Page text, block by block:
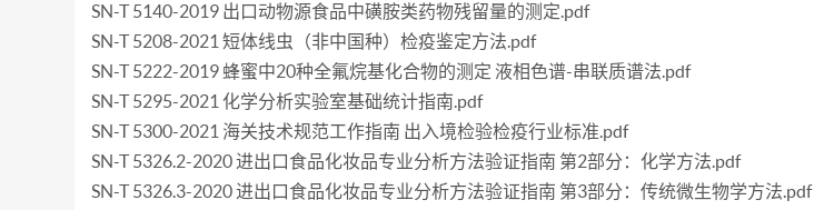
SN-T 5140-2019 出口动物源食品中磺胺类药物残留量的测定.pdf
SN-T 5208-2021 短体线虫（非中国种）检疫鉴定方法.pdf
SN-T 5222-2019 蜂蜜中20种全氟烷基化合物的测定 液相色谱-串联质谱法.pdf
SN-T 5295-2021 化学分析实验室基础统计指南.pdf
SN-T 5300-2021 海关技术规范工作指南 出入境检验检疫行业标准.pdf
SN-T 5326.2-2020 进出口食品化妆品专业分析方法验证指南 第2部分：化学方法.pdf
SN-T 5326.3-2020 进出口食品化妆品专业分析方法验证指南 第3部分：传统微生物学方法.pdf